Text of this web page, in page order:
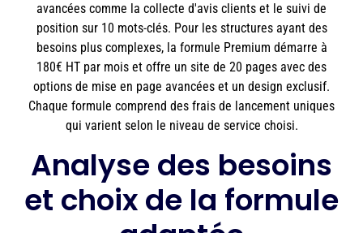
avancées comme la collecte d'avis clients et le suivi de
position sur 10 mots-clés. Pour les structures ayant des
besoins plus complexes, la formule Premium démarre à
180€ HT par mois et offre un site de 20 pages avec des
options de mise en page avancées et un design exclusif.
Chaque formule comprend des frais de lancement uniques
qui varient selon le niveau de service choisi.
Analyse des besoins
et choix de la formule